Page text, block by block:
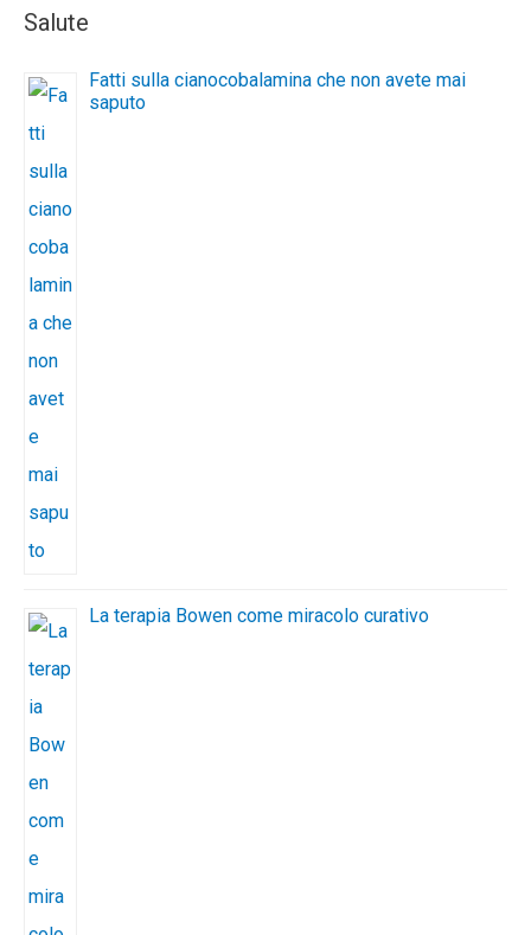
Salute
Fatti sulla cianocobalamina che non avete mai
saputo
La terapia Bowen come miracolo curativo